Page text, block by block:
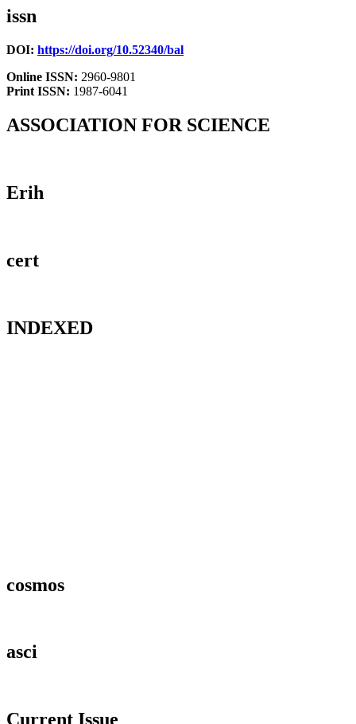
issn
DOI: https://doi.org/10.52340/bal
Online ISSN: 2960-9801
Print ISSN: 1987-6041
ASSOCIATION FOR SCIENCE
Erih
cert
INDEXED
cosmos
asci
Current Issue